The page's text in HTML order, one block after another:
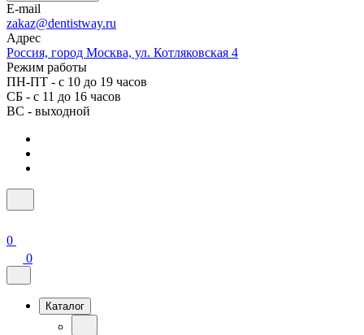
E-mail
zakaz@dentistway.ru
Адрес
Россия, город Москва, ул. Котляковская 4
Режим работы
ПН-ПТ - с 10 до 19 часов
СБ - с 11 до 16 часов
ВС - выходной
0
0
Каталог